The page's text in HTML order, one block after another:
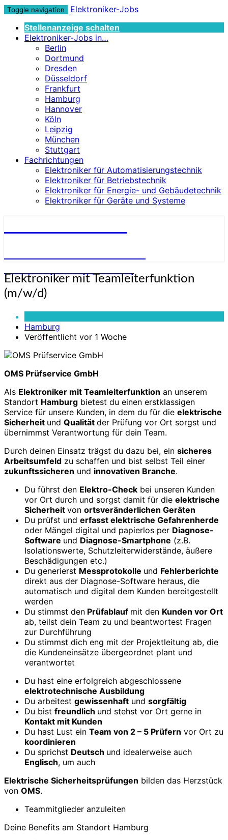
Toggle navigation
Elektroniker-Jobs
Stellenanzeige schalten
Elektroniker-Jobs in…
Berlin
Dortmund
Dresden
Düsseldorf
Frankfurt
Hamburg
Hannover
Köln
Leipzig
München
Stuttgart
Fachrichtungen
Elektroniker für Automatisierungstechnik
Elektroniker für Betriebstechnik
Elektroniker für Energie- und Gebäudetechnik
Elektroniker für Geräte und Systeme
Elektroniker
mit
Teamleiterfunktion
Elektroniker mit Teamleiterfunktion
(m/w/d)
Hamburg
Veröffentlicht vor 1 Woche
OMS Prüfservice GmbH
Als Elektroniker mit Teamleiterfunktion an unserem
Standort Hamburg bietest du einen erstklassigen
Service für unsere Kunden, in dem du für die elektrische
Sicherheit und Qualität der Prüfung vor Ort sorgst und
übernimmst Verantwortung für dein Team.
Durch deinen Einsatz trägst du dazu bei, ein sicheres
Arbeitsumfeld zu schaffen und bist selbst Teil einer
zukunftssicheren und innovativen Branche.
Du führst den Elektro-Check bei unseren Kunden
vor Ort durch und sorgst damit für die elektrische
Sicherheit von ortsveränderlichen Geräten
Du prüfst und erfasst elektrische Gefahrenherde
oder Mängel digital und papierlos per Diagnose-
Software und Diagnose-Smartphone (z.B.
Isolationswerte, Schutzleiterwiderstände, äußere
Beschädigungen etc.)
Du generierst Messprotokolle und Fehlerberichte
direkt aus der Diagnose-Software heraus, die
automatisch und digital dem Kunden bereitgestellt
werden
Du stimmst den Prüfablauf mit den Kunden vor Ort
ab, teilst dein Team zu und beantwortest Fragen
zur Durchführung
Du stimmst dich eng mit der Projektleitung ab, die
die Kundeneinsätze übergeordnet plant und
verantwortet
Du hast eine erfolgreich abgeschlossene
elektrotechnische Ausbildung
Du arbeitest gewissenhaft und sorgfältig
Du bist freundlich und stehst vor Ort gerne in
Kontakt mit Kunden
Du hast Lust ein Team von 2 – 5 Prüfern vor Ort zu
koordinieren
Du sprichst Deutsch und idealerweise auch
Englisch, um auch
Elektrische Sicherheitsprüfungen bilden das Herzstück
von OMS.
Teammitglieder anzuleiten
Deine Benefits am Standort Hamburg